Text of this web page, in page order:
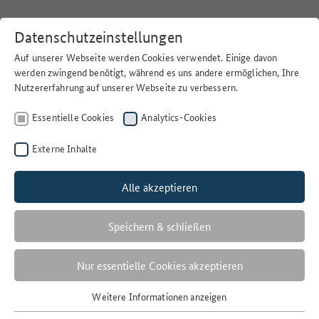
Filter
1 Ergebnisse
Anzahl der Ergebnisse:
Datenschutzeinstellungen
Auf unserer Webseite werden Cookies verwendet. Einige davon
werden zwingend benötigt, während es uns andere ermöglichen, Ihre
Nutzererfahrung auf unserer Webseite zu verbessern.
Essentielle Cookies Analytics-Cookies
Externe Inhalte
Alle akzeptieren
Speichern & schließen
Nur essentielle Cookies akzeptieren
Essentielle Cookies
Weitere Informationen anzeigen